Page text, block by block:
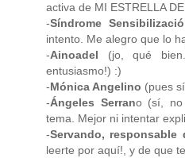
activa de MI ESTRELLA DE
-Síndrome
intento. Me alegro que lo
-Ainoadel (jo, qué
entusiasmo!) :)
-Mónica Angelino (pues
-Ángeles Serrano (sí, no
tema. Mejor ni intentar
-Servando, responsable
leerte por aquí!, y de que